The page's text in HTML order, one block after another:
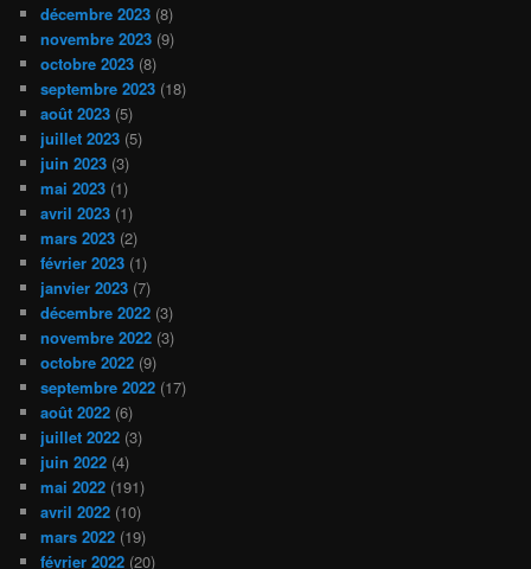
décembre 2023 (8)
novembre 2023 (9)
octobre 2023 (8)
septembre 2023 (18)
août 2023 (5)
juillet 2023 (5)
juin 2023 (3)
mai 2023 (1)
avril 2023 (1)
mars 2023 (2)
février 2023 (1)
janvier 2023 (7)
décembre 2022 (3)
novembre 2022 (3)
octobre 2022 (9)
septembre 2022 (17)
août 2022 (6)
juillet 2022 (3)
juin 2022 (4)
mai 2022 (191)
avril 2022 (10)
mars 2022 (19)
février 2022 (20)